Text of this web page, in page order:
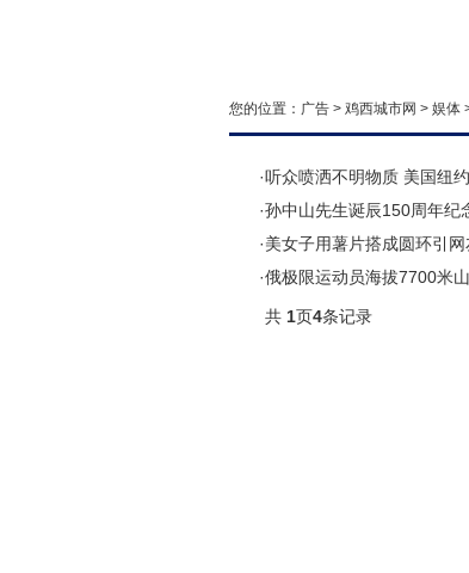
您的位置： 广告 > 鸡西城市网 > 娱体
·听众喷洒不明物质 美国纽
·孙中山先生诞辰150周年纪
·美女子用薯片搭成圆环引
·俄极限运动员海拔7700米
共 1页4条记录